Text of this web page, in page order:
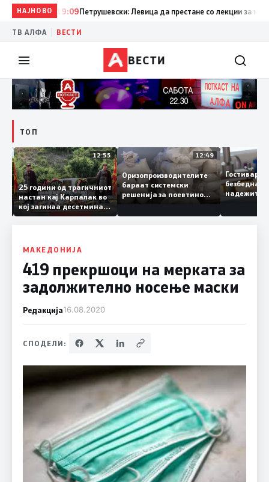
НАЈНОВО19:09Петрушевски: Левица да престане со лекции за морал
ТВ АЛФА ВЕСТИ
ВЕСТИ
ТОП
12:55
25 години од трагичниот
настан кај Карпалак во
кој загинаа десетмина
македонски бранители
12:49
Оризопроизводителите
бараат системски
решенија за поевтино
производство
МАКЕДОНИЈА
419 прекршоци на мерката за
задолжително носење маски
Редакција16.08.2020
СПОДЕЛИ: